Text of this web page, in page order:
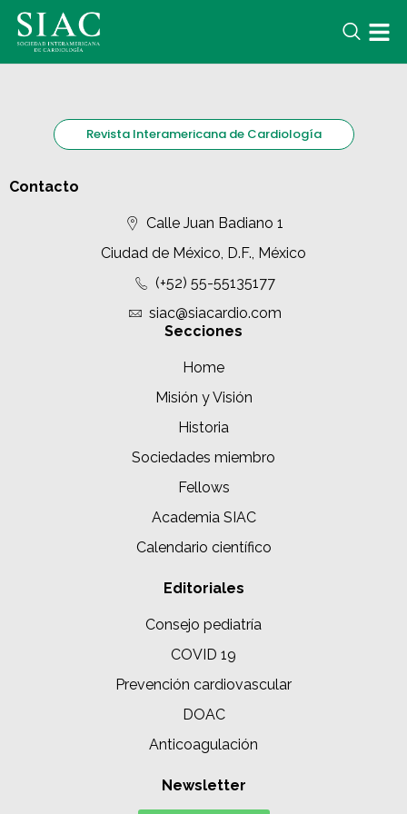
Revista Interamericana de Cardiología
Contacto
Calle Juan Badiano 1
Ciudad de México, D.F., México
(+52) 55-55135177
siac@siacardio.com
Secciones
Home
Misión y Visión
Historia
Sociedades miembro
Fellows
Academia SIAC
Calendario científico
Editoriales
Consejo pediatría
COVID 19
Prevención cardiovascular
DOAC
Anticoagulación
Newsletter